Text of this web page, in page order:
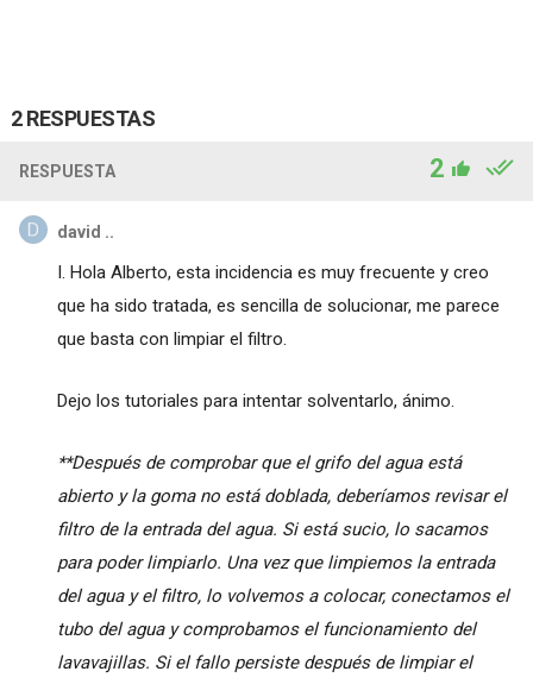
2 RESPUESTAS
RESPUESTA 2
david ..
I. Hola Alberto, esta incidencia es muy frecuente y creo
que ha sido tratada, es sencilla de solucionar, me parece
que basta con limpiar el filtro.
Dejo los tutoriales para intentar solventarlo, ánimo.
**Después de comprobar que el grifo del agua está
abierto y la goma no está doblada, deberíamos revisar el
filtro de la entrada del agua. Si está sucio, lo sacamos
para poder limpiarlo. Una vez que limpiemos la entrada
del agua y el filtro, lo volvemos a colocar, conectamos el
tubo del agua y comprobamos el funcionamiento del
lavavajillas. Si el fallo persiste después de limpiar el